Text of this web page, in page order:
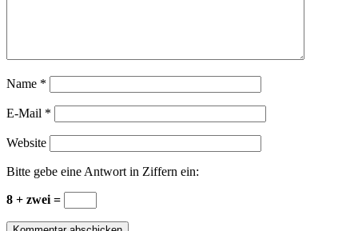
Name *
E-Mail *
Website
Bitte gebe eine Antwort in Ziffern ein:
8 + zwei =